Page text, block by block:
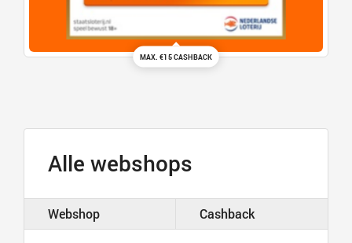
MAX. €15 CASHBACK
Alle webshops
Webshop Cashback